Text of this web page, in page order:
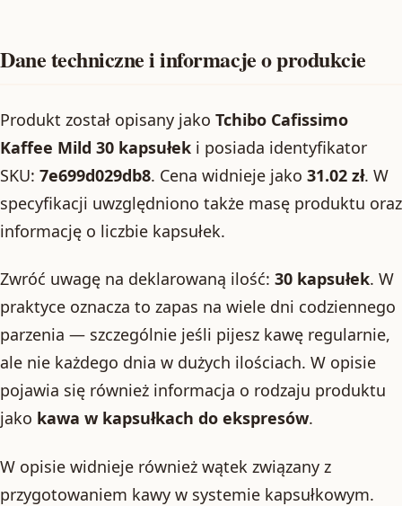
Dane techniczne i informacje o produkcie
Produkt został opisany jako Tchibo Cafissimo
Kaffee Mild 30 kapsułek i posiada identyfikator
SKU: 7e699d029db8. Cena widnieje jako 31.02 zł. W
specyfikacji uwzględniono także masę produktu oraz
informację o liczbie kapsułek.
Zwróć uwagę na deklarowaną ilość: 30 kapsułek. W
praktyce oznacza to zapas na wiele dni codziennego
parzenia — szczególnie jeśli pijesz kawę regularnie,
ale nie każdego dnia w dużych ilościach. W opisie
pojawia się również informacja o rodzaju produktu
jako kawa w kapsułkach do ekspresów.
W opisie widnieje również wątek związany z
przygotowaniem kawy w systemie kapsułkowym.